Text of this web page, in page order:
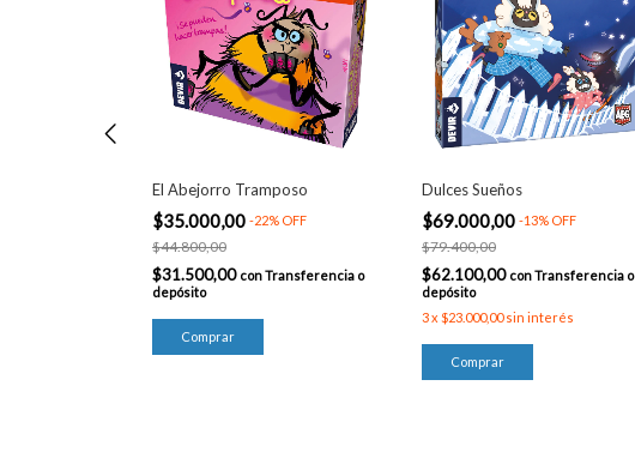
El Abejorro Tramposo
$35.000,00 -22% OFF
$44.800,00
$31.500,00 conTransferencia o
depósito
Dulces Sueños
$69.000,00 -13% OFF
$79.400,00
$62.100,00 conTransferencia o
depósito
3x $23.000,00 sin interés